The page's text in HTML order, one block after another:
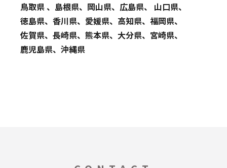
鳥取県 、島根県、岡山県、広島県、 山口県、
徳島県、香川県、愛媛県、高知県、福岡県、
佐賀県、長崎県、熊本県、大分県、宮崎県、
鹿児島県、沖縄県